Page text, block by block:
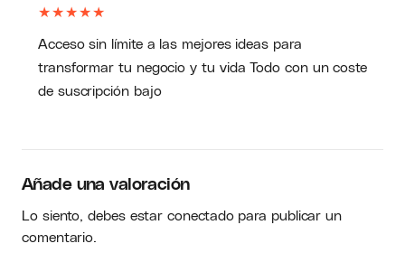
★★★★★
Acceso sin límite a las mejores ideas para
transformar tu negocio y tu vida Todo con un coste
de suscripción bajo
Añade una valoración
Lo siento, debes estarconectadopara publicar un
comentario.